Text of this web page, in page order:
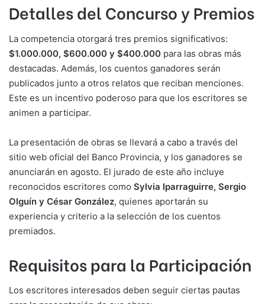
Detalles del Concurso y Premios
La competencia otorgará tres premios significativos:
$1.000.000, $600.000 y $400.000 para las obras más
destacadas. Además, los cuentos ganadores serán
publicados junto a otros relatos que reciban menciones.
Este es un incentivo poderoso para que los escritores se
animen a participar.
La presentación de obras se llevará a cabo a través del
sitio web oficial del Banco Provincia, y los ganadores se
anunciarán en agosto. El jurado de este año incluye
reconocidos escritores como Sylvia Iparraguirre, Sergio
Olguín y César González, quienes aportarán su
experiencia y criterio a la selección de los cuentos
premiados.
Requisitos para la Participación
Los escritores interesados deben seguir ciertas pautas